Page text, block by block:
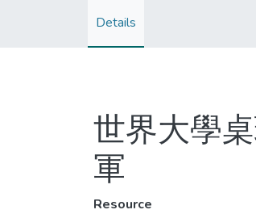
Details
世界大學
軍
Resource